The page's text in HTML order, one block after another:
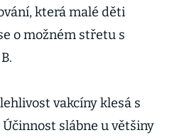
která malé děti
o možném střetu s
vakcíny klesá s
Účinnost slábne u většiny